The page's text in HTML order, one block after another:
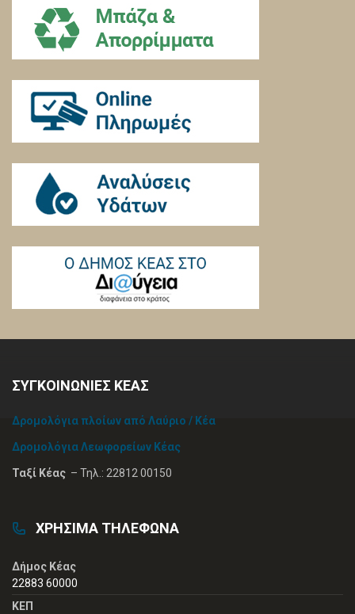
ΣΥΓΚΟΙΝΩΝΙΕΣ ΚΕΑΣ
Δρομολόγια πλοίων από Λαύριο / Κέα
Δρομολόγια Λεωφορείων Κέας
Ταξί Κέας – Τηλ.: 22812 00150
ΧΡΗΣΙΜΑ ΤΗΛΕΦΩΝΑ
Δήμος Κέας
22883 60000
ΚΕΠ